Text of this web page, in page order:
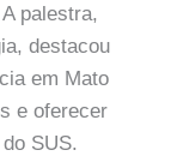
palestra,
destacou
em Mato
e oferecer
SUS.